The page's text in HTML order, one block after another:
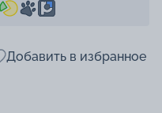
Добавить в избранное